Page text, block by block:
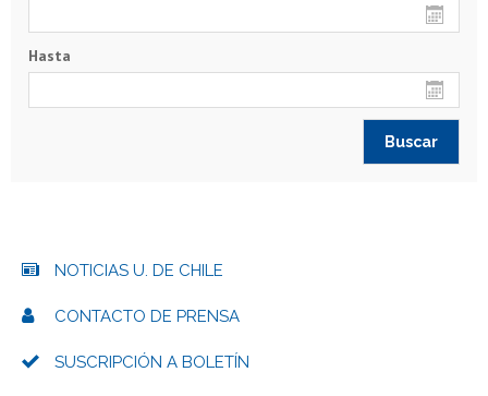
Hasta
NOTICIAS U. DE CHILE
CONTACTO DE PRENSA
SUSCRIPCIÓN A BOLETÍN